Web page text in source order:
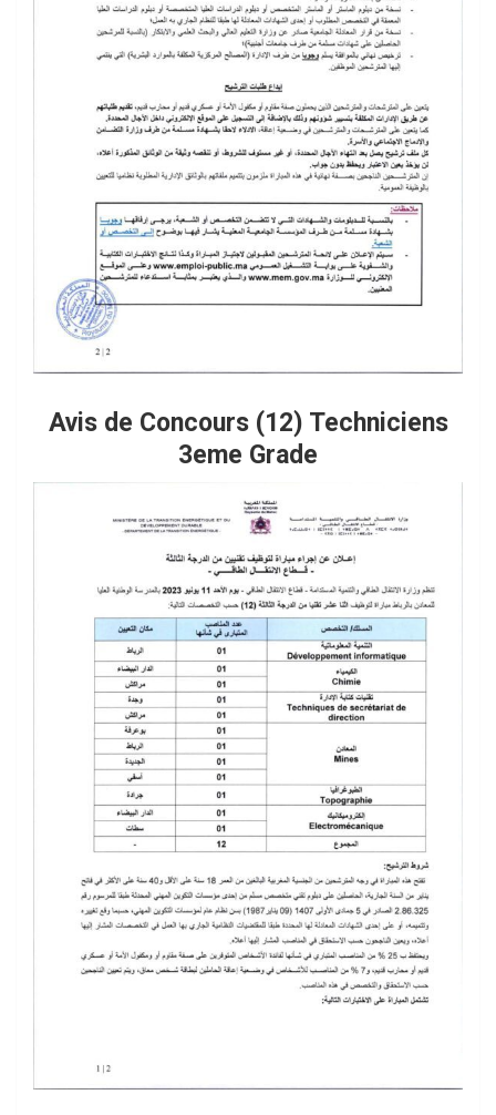
Avis de Concours (12) Techniciens
3eme Grade